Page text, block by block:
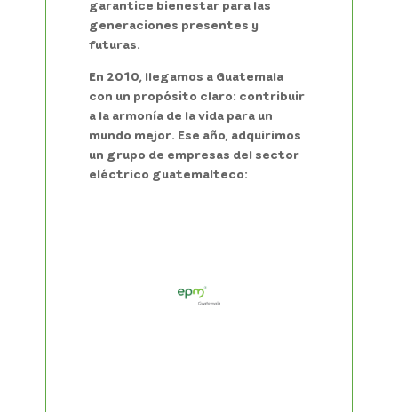
garantice bienestar para las
generaciones presentes y
futuras.
En 2010, llegamos a Guatemala
con un propósito claro: contribuir
a la armonía de la vida para un
mundo mejor. Ese año, adquirimos
un grupo de empresas del sector
eléctrico guatemalteco: